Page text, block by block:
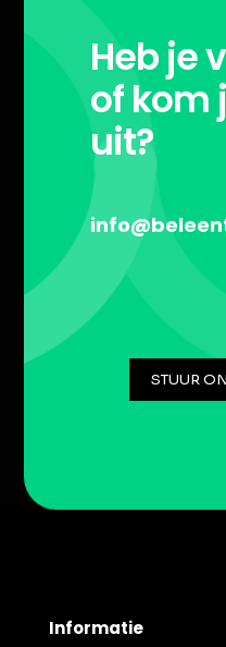
Heb je
of kom
uit?
STUUR
Informatie